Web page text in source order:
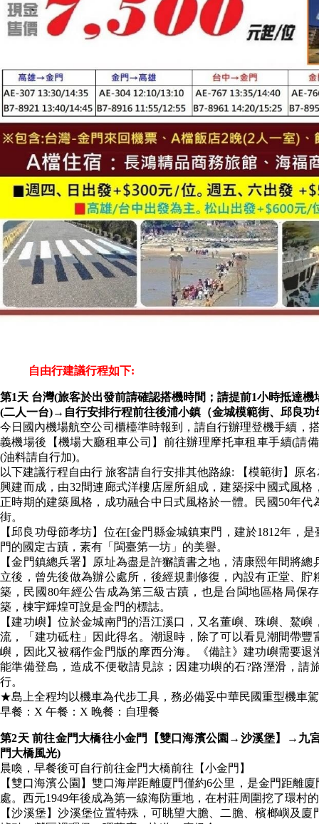
自由行建議行程如下:
第1天 台灣(旅客於出發前請確認搭機時間；請提前1小時抵達
(二人一台)→自行安排行程前往後浦小鎮（金城模範街、邱良
今日國內機場航空公司櫃檯準時報到，請自行辦理登機手續，
義機場後【機場大廳租車公司】前往辦理摩托車租車手續(請
(油料請自行加)。
以下建議行程自由行 旅客請自行安排其他路線: 【模範街】原
興建而成，由32間連廊式洋樓店屋所組成，建築採中國式風
正時期的建築風格，成功融合中日式風格於一體。民國50年
街。
【邱良功母節孝坊】位在[金門縣金城鎮東門，建於1812年，
門的國定古蹟，素有「閩臺第一坊」的美譽。
【金門鎮總兵署】原址為盡是許獬讀書之地，清康熙年間將
立後，曾先後做為辦公處所，後經規劃修復，內設有正堂、
築，民國80年經公告成為第三級古蹟，也是台閩地區格局保
築，棟宇輝煌可說是金門的標誌。
【建功嶼】位於金城南門的浯江溪口，又名董嶼、珠嶼、鰲
流，「建功砥柱」因此得名。潮退時，除了可以看見潮間帶
嶼，因此又被稱作金門版的摩西分海。《備註》建功嶼需要
能準備登島，造成不便敬請見諒；因建功嶼的石?路溼滑，
行。
★島上全程均以機車為代步工具，務必備妥中華民國重型機車
早餐：X 午餐：X 晚餐：自理餐
第2天 前往金門大橋往小金門【雙口海濱公園→沙溪堡】→
門大橋風光)
晨喚，早餐後可自行前往金門大橋前往【小金門】
【雙口海濱公園】雙口海岸距離廈門僅約6公里，是金門距離
處。西元1949年後成為第一線海防重地，在村莊周圍挖了環村
【沙溪堡】沙溪堡位置特殊，可眺望大膽、二膽、檳榔嶼及